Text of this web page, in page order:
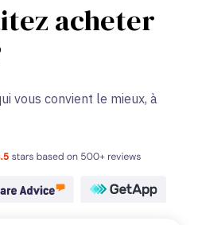
acheter
vous convient le mieux, à